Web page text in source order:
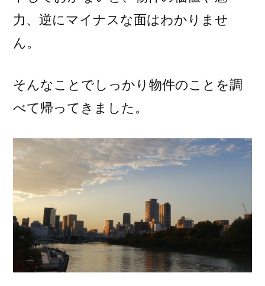
力、逆にマイナスな面はわかりませ
ん。
そんなことでしっかり物件のことを調
べて帰ってきました。